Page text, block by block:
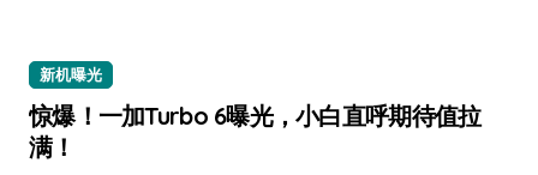
新机曝光
惊爆！一加Turbo 6曝光，小白直呼期待值拉
满！